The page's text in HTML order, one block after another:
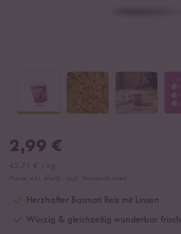
2,99 €
Herzhafter Basmati Reis mit Linsen
Würzig & gleichzeitig wunderbar frisch